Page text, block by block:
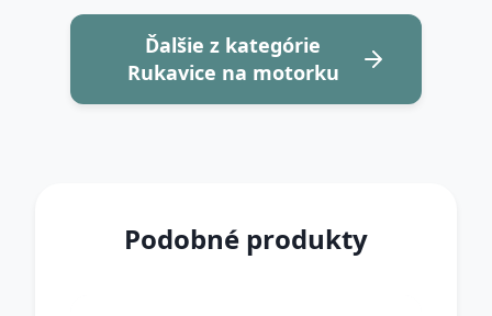
Ďalšie z kategórie
Rukavice na motorku
Podobné produkty